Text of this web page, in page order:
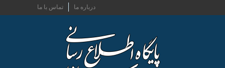
تماس با ما درباره ما